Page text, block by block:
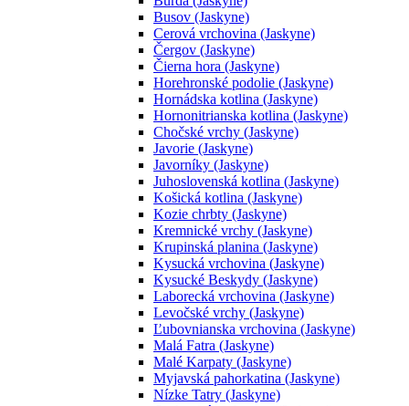
Busov (Jaskyne)
Cerová vrchovina (Jaskyne)
Čergov (Jaskyne)
Čierna hora (Jaskyne)
Horehronské podolie (Jaskyne)
Hornádska kotlina (Jaskyne)
Hornonitrianska kotlina (Jaskyne)
Chočské vrchy (Jaskyne)
Javorie (Jaskyne)
Javorníky (Jaskyne)
Juhoslovenská kotlina (Jaskyne)
Košická kotlina (Jaskyne)
Kozie chrbty (Jaskyne)
Kremnické vrchy (Jaskyne)
Krupinská planina (Jaskyne)
Kysucká vrchovina (Jaskyne)
Kysucké Beskydy (Jaskyne)
Laborecká vrchovina (Jaskyne)
Levočské vrchy (Jaskyne)
Ľubovnianska vrchovina (Jaskyne)
Malá Fatra (Jaskyne)
Malé Karpaty (Jaskyne)
Myjavská pahorkatina (Jaskyne)
Nízke Tatry (Jaskyne)